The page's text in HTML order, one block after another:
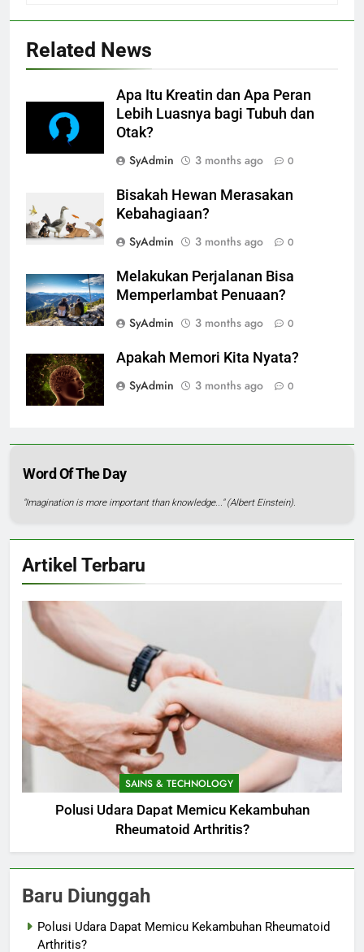
Related News
Apa Itu Kreatin dan Apa Peran
Lebih Luasnya bagi Tubuh dan
Otak?
SyAdmin
3 months ago 0
Bisakah Hewan Merasakan
Kebahagiaan?
SyAdmin
3 months ago 0
Melakukan Perjalanan Bisa
Memperlambat Penuaan?
SyAdmin
3 months ago 0
Apakah Memori Kita Nyata?
SyAdmin
3 months ago 0
Word Of The Day
"Imagination is more important than knowledge..." (Albert Einstein).
Artikel Terbaru
SAINS & TECHNOLOGY
Polusi Udara Dapat Memicu Kekambuhan
Rheumatoid Arthritis?
Baru Diunggah
Polusi Udara Dapat Memicu Kekambuhan Rheumatoid
Arthritis?